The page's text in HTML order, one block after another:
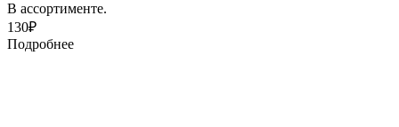
В ассортименте.
130₽
Подробнее